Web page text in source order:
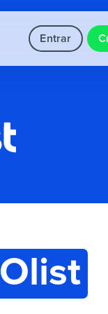
Entrar
Olist